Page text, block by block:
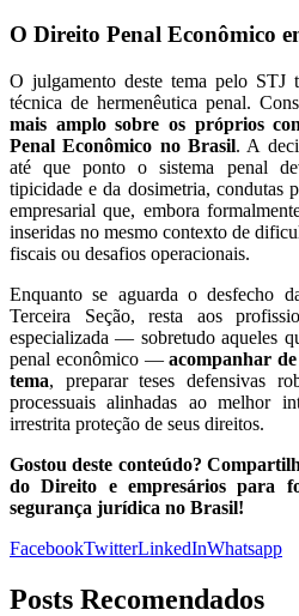
O Direito Penal Econômico
O julgamento deste tema pelo STJ
técnica de hermenêutica penal.
mais amplo sobre os próprios
Penal Econômico no Brasil. A
até que ponto o sistema penal
tipicidade e da dosimetria, condutas
empresarial que, embora
inseridas no mesmo contexto de
fiscais ou desafios operacionais.
Enquanto se aguarda o desfecho
Terceira Seção, resta aos
especializada — sobretudo aqueles
penal econômico —acompanhar
tema, preparar teses defensivas
processuais alinhadas ao melhor
irrestrita proteção de seus direitos.
Gostou deste conteúdo?
do Direito e empresários para
segurança jurídica no Brasil!
FacebookTwitterLinkedInWhatsapp
Posts Recomendados